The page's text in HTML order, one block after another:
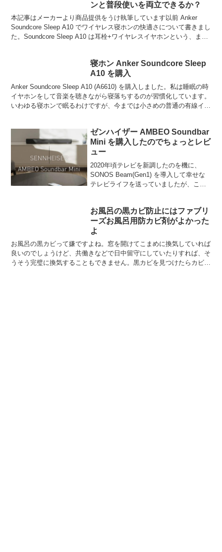
ンと普段使いを両立できるか？
本記事はメーカーより商品提供をうけ執筆しています以前 Anker
Soundcore Sleep A10 でワイヤレス寝ホンの快適さについて書きまし
た。Soundcore Sleep A10 は耳栓+ワイヤレスイヤホンという、まさ
寝ホン Anker Soundcore Sleep
A10 を購入
Anker Soundcore Sleep A10 (A6610) を購入しました。私は睡眠の時
イヤホンをして音楽を聴きながら寝落ちするのが習慣化しています。
いわゆる寝ホンで眠るわけですが、今までは小さめの普通の有線イヤ
ゼンハイザー AMBEO Soundbar
Mini を購入したのでちょっとレビ
ュー
2020年頃テレビを新調したのを機に、
SONOS Beam(Gen1) を導入して幸せな
テレビライフを送っていましたが、この
好みではなかった」ということになり
ま...
お風呂の黒カビ防止にはファブリ
ーズお風呂用防カビ剤がよかった
よ
お風呂の黒カビって嫌ですよね。窓を開けてこまめに換気していれば
良いのでしょうけど、共働きなどで日中留守にしていたりすれば、そ
うそう完璧に換気することもできません。黒カビを見つけたらカビキ